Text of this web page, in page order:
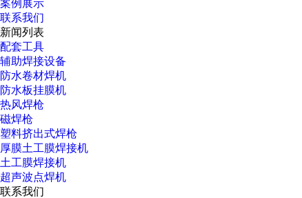
案例展示
联系我们
新闻列表
配套工具
辅助焊接设备
防水卷材焊机
防水板挂膜机
热风焊枪
磁焊枪
塑料挤出式焊枪
厚膜土工膜焊接机
土工膜焊接机
超声波点焊机
联系我们